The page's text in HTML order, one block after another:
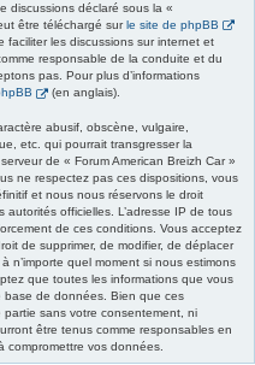
discussions déclaré sous la «
être téléchargé surle site de phpBB
les discussions sur internet et
responsable de la conduite et du
pas. Pour plus d’informations
(en anglais).
abusif, obscène, vulgaire,
etc. qui pourrait transgresser la
de « Forum American Breizh Car »
ne respectez pas ces dispositions, vous
et nous nous réservons le droit
autorités officielles. L’adresse IP de tous
de ces conditions. Vous acceptez
de supprimer, de modifier, de déplacer
n’importe quel moment si nous estimons
que toutes les informations que vous
base de données. Bien que ces
sans votre consentement, ni
être tenus comme responsables en
vos données.